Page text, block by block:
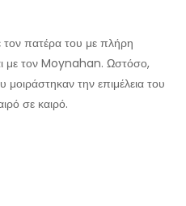
τον πατέρα του με πλήρη
με τον Moynahan. Ωστόσο,
την επιμέλεια του
σε καιρό.